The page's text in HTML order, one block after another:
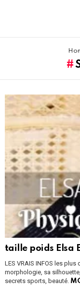
LATEST
STORIES
taille poids Elsa
LES VRAIS INFOS les
morphologie, sa
secrets sports, beauté.